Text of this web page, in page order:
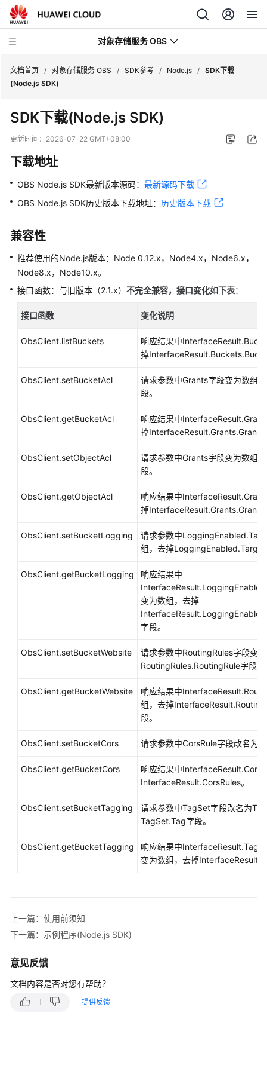
对象存储服务 OBS
新
动
务
公
产
品
介
计
费
快
门
户
配
南
实
参
参
SDK
Java
Android
文档首页 / 对象存储服务 OBS / SDK参考 / Node.js / SDK下载
(Node.js SDK)
SDK下载(Node.js SDK)
更新时间： 2026-07-22 GMT+08:00
下载地址
OBS Node.js SDK最新版本源码： 最新源码下载
OBS Node.js SDK历史版本下载地址： 历史版本下载
兼容性
推荐使用的Node.js版本：Node 0.12.x，Node4.x，Node6.x，
Node8.x，Node10.x。
接口函数：与旧版本（2.1.x） 不完全兼容，接口变化如下表：
接口函数 变化说明
ObsClient.listBuckets
响应结果中
掉
ObsClient.setBucketAcl
请求参数中Grants字段变为数组
段。
ObsClient.getBucketAcl
响应结果中
掉InterfaceResult.Grants.Grant
ObsClient.setObjectAcl
请求参数中Grants字段变为数组
段。
ObsClient.getObjectAcl
响应结果中
掉InterfaceResult.Grants.Grant
ObsClient.setBucketLogging
请求参数中
组，去掉
ObsClient.getBucketLogging
响应结果中
变为数组，去掉
字段。
ObsClient.setBucketWebsite
请求参数中RoutingRules字段变
RoutingRules.RoutingRule字段。
ObsClient.getBucketWebsite
响应结果中
组，去掉
段。
ObsClient.setBucketCors 请求参数中CorsRule字段改名为
ObsClient.getBucketCors
响应结果中
InterfaceResult.CorsRules。
ObsClient.setBucketTagging
请求参数中TagSet字段改名为
TagSet.Tag字段。
ObsClient.getBucketTagging
响应结果中
变为数组，去掉
上一篇：使用前须知
下一篇：示例程序(Node.js SDK)
意见反馈
文档内容是否对您有帮助？
提供反馈